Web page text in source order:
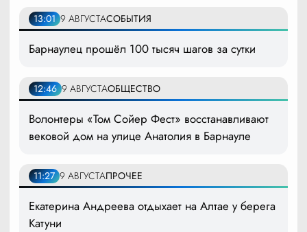
13:01 9 АВГУСТАСОБЫТИЯ
Барнаулец прошёл 100 тысяч шагов за сутки
12:46 9 АВГУСТАОБЩЕСТВО
Волонтеры «Том Сойер Фест» восстанавливают
вековой дом на улице Анатолия в Барнауле
11:27 9 АВГУСТАПРОЧЕЕ
Екатерина Андреева отдыхает на Алтае у берега
Катуни